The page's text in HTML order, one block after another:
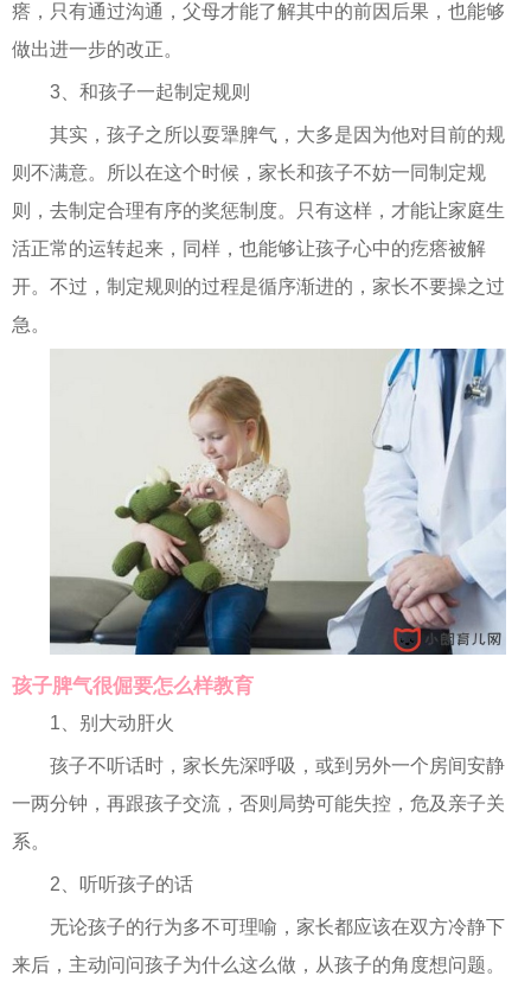
瘩，只有通过沟通，父母才能了解其中的前因后果，也能够
做出进一步的改正。
3、和孩子一起制定规则
其实，孩子之所以耍犟脾气，大多是因为他对目前的规
则不满意。所以在这个时候，家长和孩子不妨一同制定规
则，去制定合理有序的奖惩制度。只有这样，才能让家庭生
活正常的运转起来，同样，也能够让孩子心中的疙瘩被解
开。不过，制定规则的过程是循序渐进的，家长不要操之过
急。
孩子脾气很倔要怎么样教育
1、别大动肝火
孩子不听话时，家长先深呼吸，或到另外一个房间安静
一两分钟，再跟孩子交流，否则局势可能失控，危及亲子关
系。
2、听听孩子的话
无论孩子的行为多不可理喻，家长都应该在双方冷静下
来后，主动问问孩子为什么这么做，从孩子的角度想问题。